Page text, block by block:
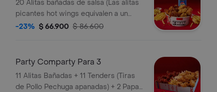
20 Alitas bañadas de salsa (Las alitas
picantes hot wings equivalen a un
trozo de ala) + 3 Papa Pequeña + 1
-23% $ 66.900 $ 86.600
Party Comparty Para 3
11 Alitas Bañadas + 11 Tenders (Tiras
de Pollo Pechuga apanadas) + 2 Papas